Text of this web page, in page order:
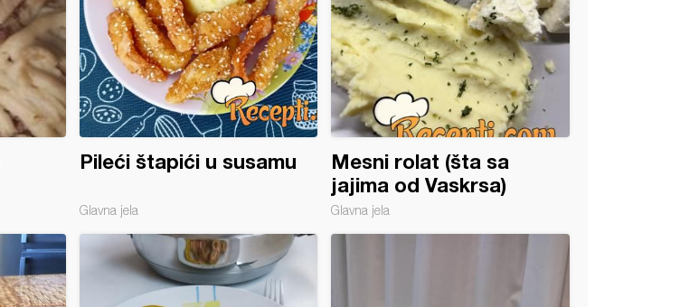
Pileći štapići u susamu
Glavna jela
Mesni rolat (šta sa
jajima od Vaskrsa)
Glavna jela